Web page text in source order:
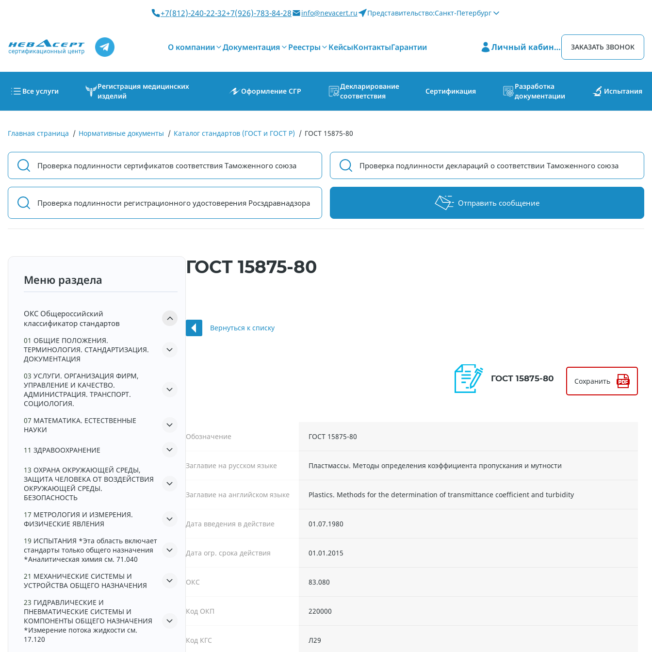
+7(812)-240-22-32+7(926)-783-84-28 info@nevacert.ru Представительство:Санкт-Петербург
О компании Документация Реестры КейсыКонтактыГарантии Личный кабинет ЗАКАЗАТЬ ЗВОНОК
Все услуги
Регистрация медицинских
изделий
Оформление СГР
Декларирование
соответствия
Сертификация
Разработка
документации
Испытания
Главная страница / Нормативные документы / Каталог стандартов (ГОСТ и ГОСТ Р) / ГОСТ 15875-80
Проверка подлинности сертификатов соответствия Таможенного союза Проверка подлинности деклараций о соответствии Таможенного союза
Проверка подлинности регистрационного удостоверения Росздравнадзора Отправить сообщение
Меню раздела
ОКС Общероссийский
классификатор стандартов
01 ОБЩИЕ ПОЛОЖЕНИЯ.
ТЕРМИНОЛОГИЯ. СТАНДАРТИЗАЦИЯ.
ДОКУМЕНТАЦИЯ
03 УСЛУГИ. ОРГАНИЗАЦИЯ ФИРМ,
УПРАВЛЕНИЕ И КАЧЕСТВО.
АДМИНИСТРАЦИЯ. ТРАНСПОРТ.
СОЦИОЛОГИЯ.
07 МАТЕМАТИКА. ЕСТЕСТВЕННЫЕ
НАУКИ
11 ЗДРАВООХРАНЕНИЕ
13 ОХРАНА ОКРУЖАЮЩЕЙ СРЕДЫ,
ЗАЩИТА ЧЕЛОВЕКА ОТ ВОЗДЕЙСТВИЯ
ОКРУЖАЮЩЕЙ СРЕДЫ.
БЕЗОПАСНОСТЬ
17 МЕТРОЛОГИЯ И ИЗМЕРЕНИЯ.
ФИЗИЧЕСКИЕ ЯВЛЕНИЯ
19 ИСПЫТАНИЯ *Эта область включает
стандарты только общего назначения
*Аналитическая химия см. 71.040
21 МЕХАНИЧЕСКИЕ СИСТЕМЫ И
УСТРОЙСТВА ОБЩЕГО НАЗНАЧЕНИЯ
23 ГИДРАВЛИЧЕСКИЕ И
ПНЕВМАТИЧЕСКИЕ СИСТЕМЫ И
КОМПОНЕНТЫ ОБЩЕГО НАЗНАЧЕНИЯ
*Измерение потока жидкости см.
17.120
ГОСТ 15875-80
Вернуться к списку
ГОСТ 15875-80 Сохранить
Обозначение ГОСТ 15875-80
Заглавие на русском языке Пластмассы. Методы определения коэффициента пропускания и мутности
Заглавие на английском языке Plastics. Methods for the determination of transmittance coefficient and turbidity
Дата введения в действие 01.07.1980
Дата огр. срока действия 01.01.2015
ОКС 83.080
Код ОКП 220000
Код КГС Л29